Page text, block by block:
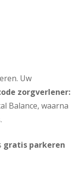
Uw
zorgverlener:
Balance, waarna
gratis parkeren